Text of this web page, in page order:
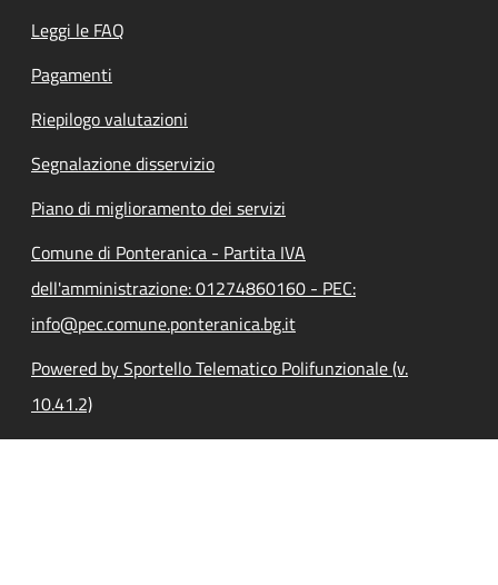
Leggi le FAQ
Pagamenti
Riepilogo valutazioni
Segnalazione disservizio
Piano di miglioramento dei servizi
Comune di Ponteranica - Partita IVA
dell'amministrazione: 01274860160 - PEC:
info@pec.comune.ponteranica.bg.it
Powered by Sportello Telematico Polifunzionale (v.
10.41.2)